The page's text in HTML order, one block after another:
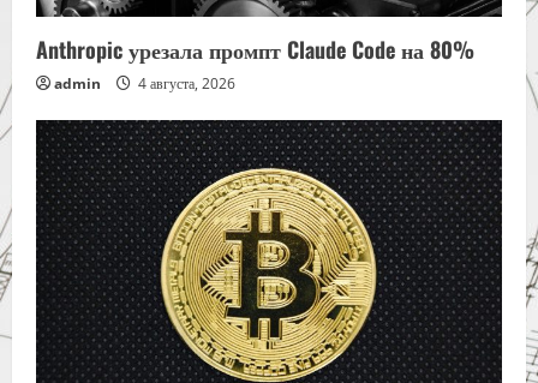
Anthropic урезала промпт Claude Code на 80%
admin 4 августа, 2026